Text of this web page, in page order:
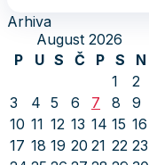
Arhiva
August 2026
P
U S Č P S
N
1
2
3
4 5 6 7 8
9
10 11 12 13 14 15 16
17 18 19 20 21 22 23